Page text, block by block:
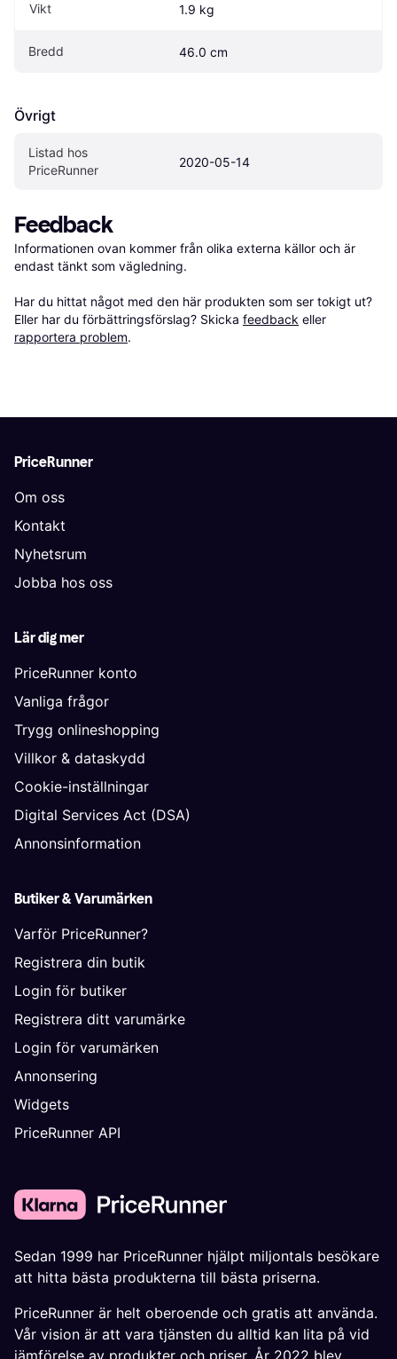
Vikt 1.9 kg
Bredd 46.0 cm
Övrigt
Listad hos
PriceRunner
2020-05-14
Feedback
Informationen ovan kommer från olika externa källor och är
endast tänkt som vägledning.
Har du hittat något med den här produkten som ser tokigt ut?
Eller har du förbättringsförslag? Skicka feedback eller
rapportera problem.
PriceRunner
Om oss
Kontakt
Nyhetsrum
Jobba hos oss
Lär dig mer
PriceRunner konto
Vanliga frågor
Trygg onlineshopping
Villkor & dataskydd
Cookie-inställningar
Digital Services Act (DSA)
Annonsinformation
Butiker & Varumärken
Varför PriceRunner?
Registrera din butik
Login för butiker
Registrera ditt varumärke
Login för varumärken
Annonsering
Widgets
PriceRunner API
Sedan 1999 har PriceRunner hjälpt miljontals besökare
att hitta bästa produkterna till bästa priserna.
PriceRunner är helt oberoende och gratis att använda.
Vår vision är att vara tjänsten du alltid kan lita på vid
jämförelse av produkter och priser. År 2022 blev